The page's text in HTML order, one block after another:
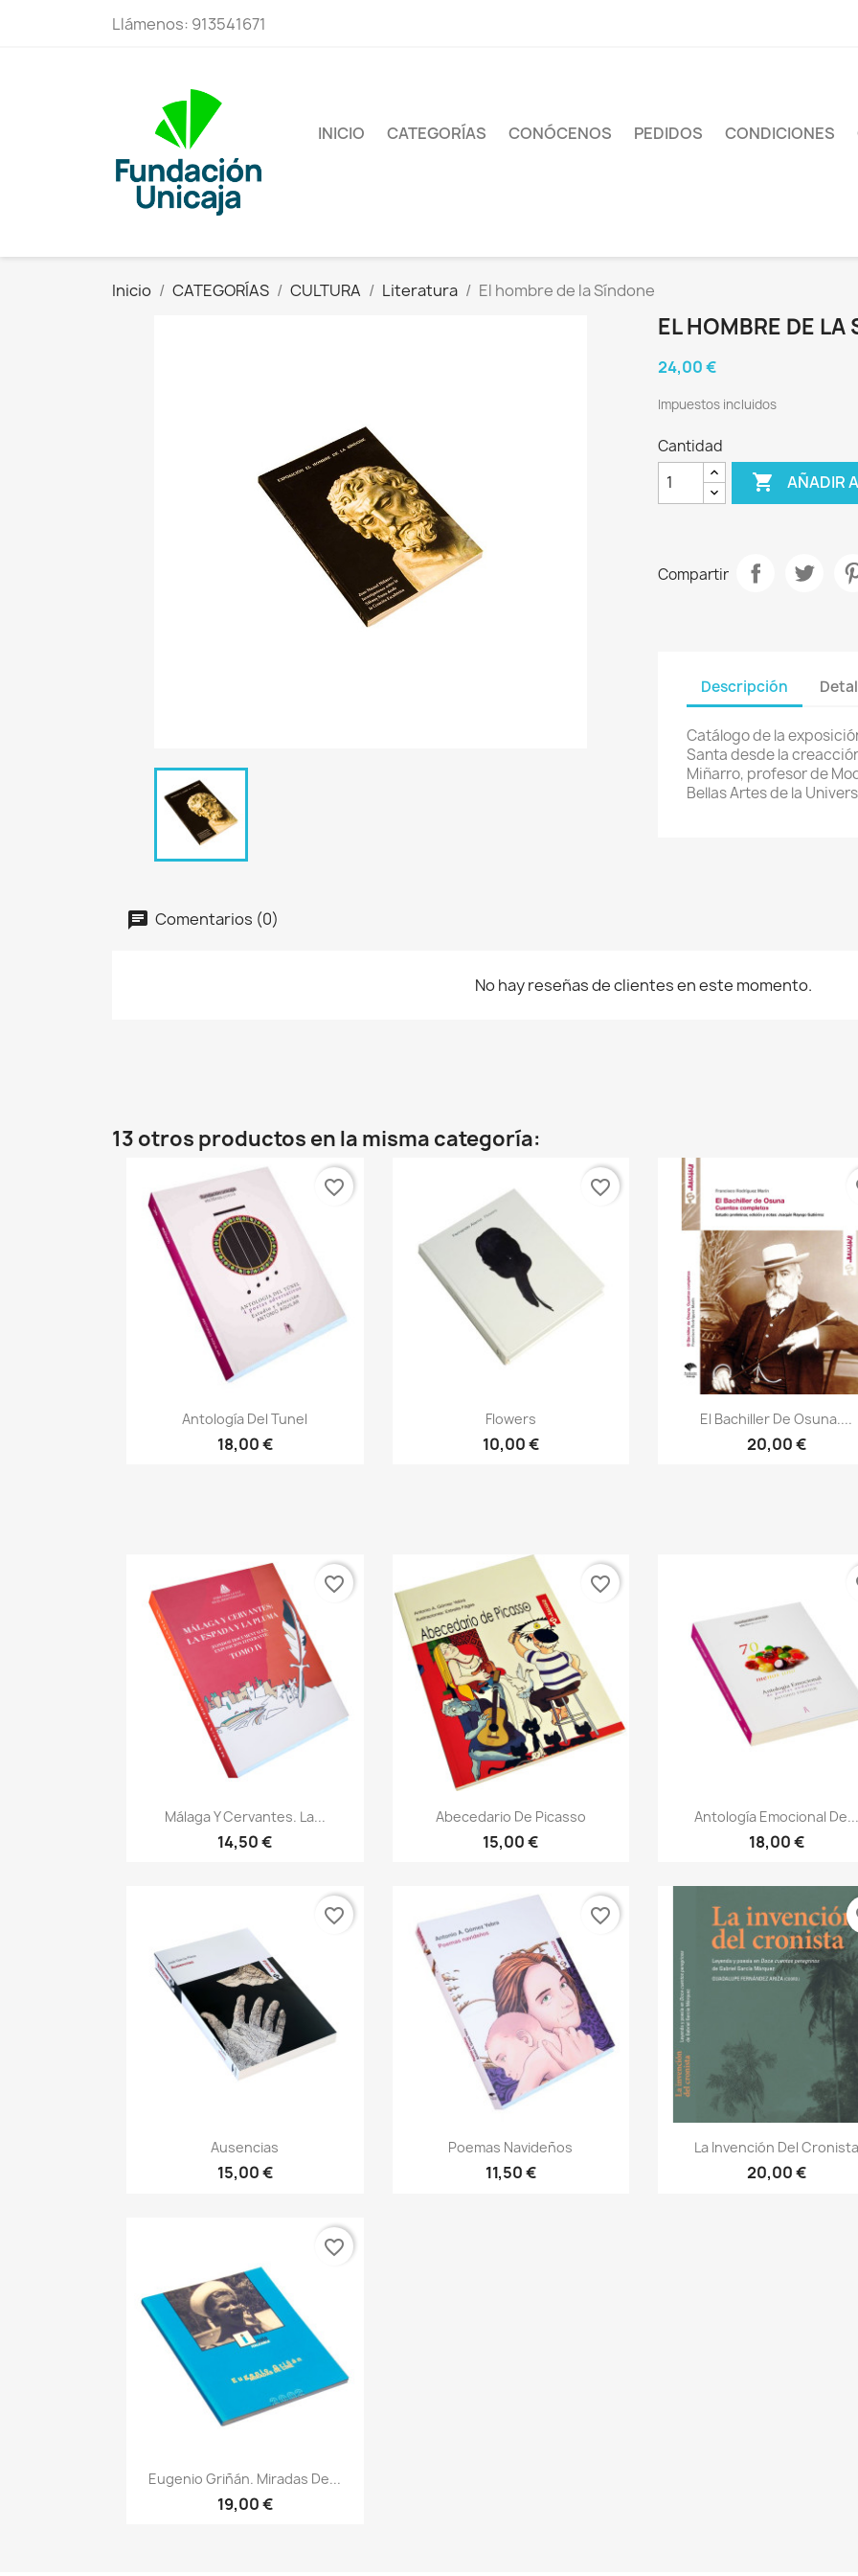
Llámenos: 913541671
INICIO CATEGORÍAS CONÓCENOS PEDIDOS CONDICIONES
Inicio CATEGORÍAS CULTURA Literatura El hombre de la Síndone
EL HOMBRE DE LA
24,00 €
Impuestos incluidos
Cantidad
 AÑADIR
Compartir
Descripción
Catálogo de la
Santa desde la
Miñarro, profesor de
Bellas Artes de la
Comentarios (0)
No hay reseñas de clientes en este momento.
13 otros productos en la misma categoría:
Vista rápida
Antología Del Tunel
18,00 €
favorite_border
Vista rápida
Flowers
10,00 €
favorite_border
Vista rápida
El Bachiller De Osuna....
20,00 €
Vista rápida
Málaga Y Cervantes. La...
14,50 €
favorite_border
Vista rápida
Abecedario De Picasso
15,00 €
favorite_border
Vista rápida
Antología Emocional De...
18,00 €
Vista rápida
Ausencias
15,00 €
favorite_border
Vista rápida
Poemas Navideños
11,50 €
favorite_border
Vista rápida
La Invención Del Cronista
20,00 €
Vista rápida
Eugenio Griñán. Miradas De...
19,00 €
favorite_border